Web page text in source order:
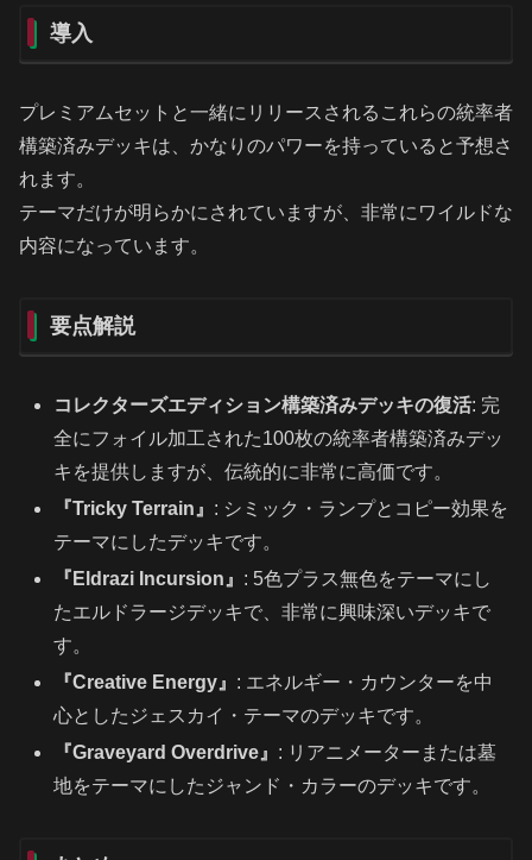
導入
プレミアムセットと一緒にリリースされるこれらの統率者
構築済みデッキは、かなりのパワーを持っていると予想さ
れます。
テーマだけが明らかにされていますが、非常にワイルドな
内容になっています。
要点解説
コレクターズエディション構築済みデッキの復活: 完
全にフォイル加工された100枚の統率者構築済みデッ
キを提供しますが、伝統的に非常に高価です。
『Tricky Terrain』 : シミック・ランプとコピー効果を
テーマにしたデッキです。
『Eldrazi Incursion』 : 5色プラス無色をテーマにし
たエルドラージデッキで、非常に興味深いデッキで
す。
『Creative Energy』 : エネルギー・カウンターを中
心としたジェスカイ・テーマのデッキです。
『Graveyard Overdrive』 : リアニメーターまたは墓
地をテーマにしたジャンド・カラーのデッキです。